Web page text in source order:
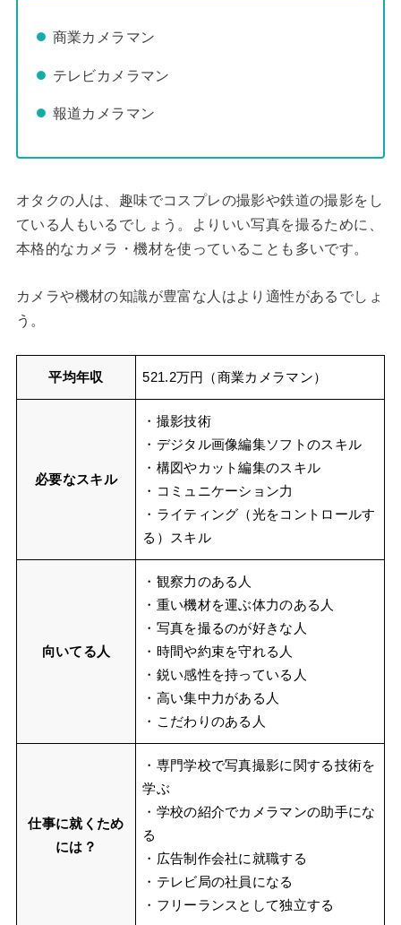
商業カメラマン
テレビカメラマン
報道カメラマン
オタクの人は、趣味でコスプレの撮影や鉄道の撮影をし
ている人もいるでしょう。よりいい写真を撮るために、
本格的なカメラ・機材を使っていることも多いです。
カメラや機材の知識が豊富な人はより適性があるでしょ
う。
平均年収 521.2万円（商業カメラマン）
必要なスキル
・撮影技術
・デジタル画像編集ソフトのスキル
・構図やカット編集のスキル
・コミュニケーション力
・ライティング（光をコントロールす
る）スキル
向いてる人
・観察力のある人
・重い機材を運ぶ体力のある人
・写真を撮るのが好きな人
・時間や約束を守れる人
・鋭い感性を持っている人
・高い集中力がある人
・こだわりのある人
仕事に就くため
には？
・専門学校で写真撮影に関する技術を
学ぶ
・学校の紹介でカメラマンの助手にな
る
・広告制作会社に就職する
・テレビ局の社員になる
・フリーランスとして独立する